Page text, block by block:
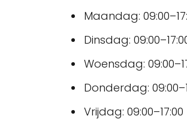
Maandag:
Dinsdag:
Woensdag:
Donderdag:
Vrijdag: 09:00–17:00